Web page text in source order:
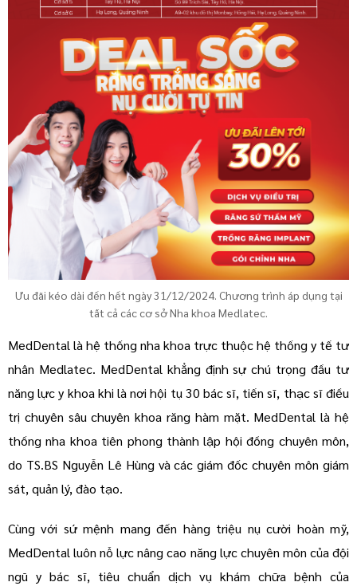
Ưu đãi kéo dài đến hết ngày 31/12/2024. Chương trình áp dụng tại
tất cả các cơ sở Nha khoa Medlatec.
MedDental là hệ thống nha khoa trực thuộc hệ thống y tế tư
nhân Medlatec. MedDental khẳng định sự chú trọng đầu tư
năng lực y khoa khi là nơi hội tụ 30 bác sĩ, tiến sĩ, thạc sĩ điều
trị chuyên sâu chuyên khoa răng hàm mặt. MedDental là hệ
thống nha khoa tiên phong thành lập hội đồng chuyên môn,
do TS.BS Nguyễn Lê Hùng và các giám đốc chuyên môn giám
sát, quản lý, đào tạo.
Cùng với sứ mệnh mang đến hàng triệu nụ cười hoàn mỹ,
MedDental luôn nỗ lực nâng cao năng lực chuyên môn của đội
ngũ y bác sĩ, tiêu chuẩn dịch vụ khám chữa bệnh của